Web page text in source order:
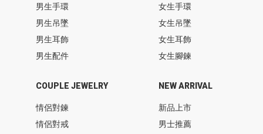
男生手環
男生吊墜
男生耳飾
男生配件
女生手環
女生吊墜
女生耳飾
女生腳鍊
COUPLE JEWELRY
情侶對鍊
情侶對戒
NEW ARRIVAL
新品上市
男士推薦